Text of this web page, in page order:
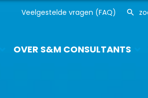
Veelgestelde vragen (FAQ)
OVER S&M CONSULTANTS